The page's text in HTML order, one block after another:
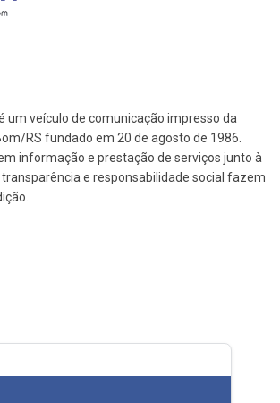
um veículo de comunicação impresso da
RS fundado em 20 de agosto de 1986.
informação e prestação de serviços junto à
e responsabilidade social fazem